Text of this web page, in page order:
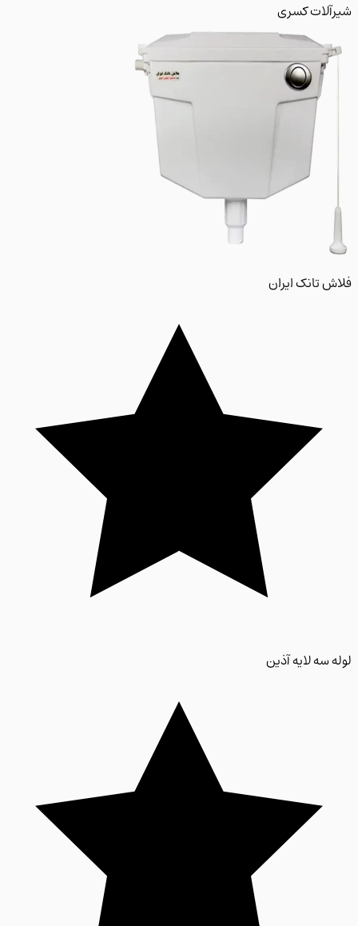
کسری
تانک ایران
سه لایه آذین